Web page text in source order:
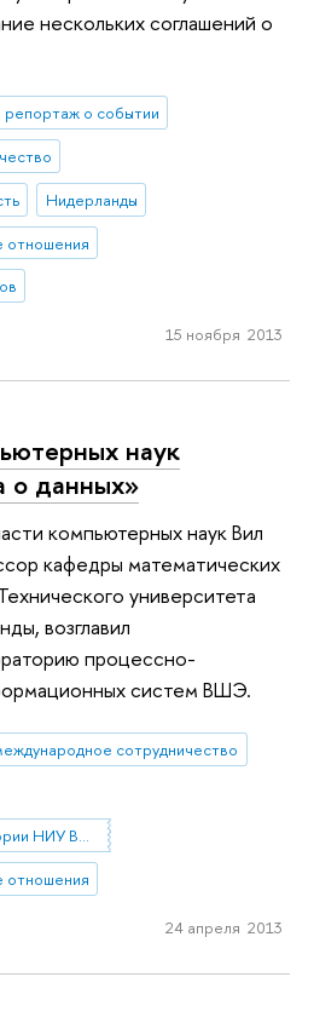
нескольких соглашений о
репортаж о событии
Нидерланды
отношения
15 ноября 2013
наук
о данных»
компьютерных наук Вил
кафедры математических
университета
возглавил
процессно-
систем ВШЭ.
сотрудничество
международные лаборатории НИУ ВШЭ
отношения
24 апреля 2013